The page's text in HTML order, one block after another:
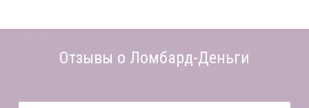
Отзывы о Ломбард-Деньги